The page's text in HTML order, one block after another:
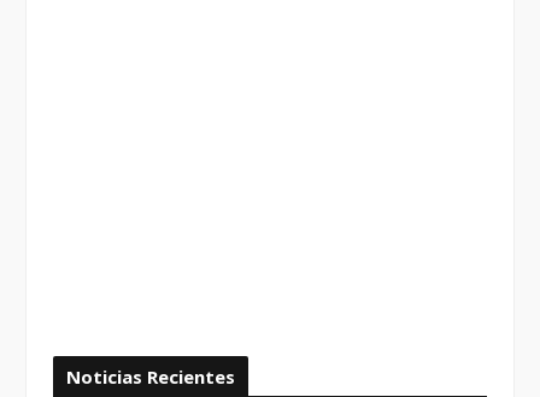
Noticias Recientes